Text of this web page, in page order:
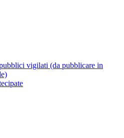
vigilati (da pubblicare in